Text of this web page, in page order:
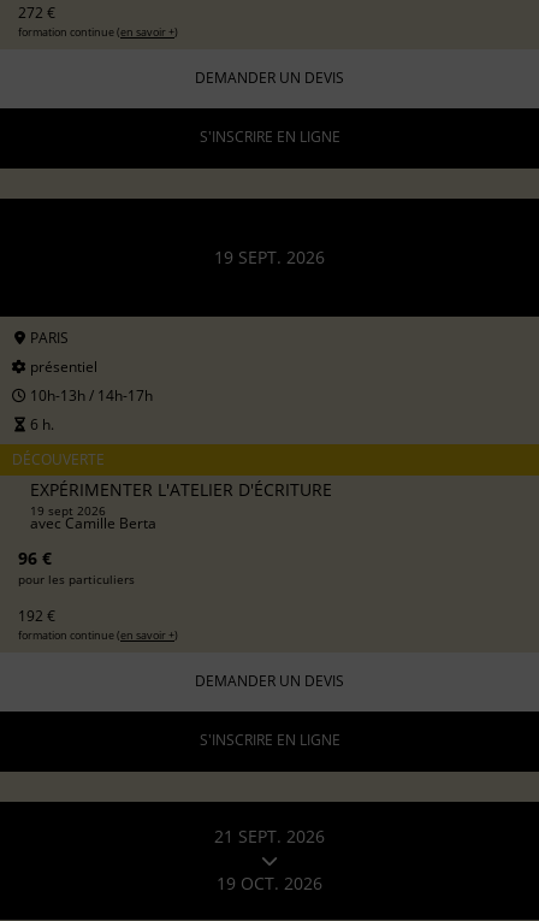
272 €
formation continue (en savoir +)
DEMANDER UN DEVIS
S'INSCRIRE EN LIGNE
19 SEPT. 2026
PARIS
présentiel
10h-13h / 14h-17h
6 h.
DÉCOUVERTE
EXPÉRIMENTER L'ATELIER D'ÉCRITURE
19 sept 2026
avecCamille Berta
96 €
pour les particuliers
192 €
formation continue (en savoir +)
DEMANDER UN DEVIS
S'INSCRIRE EN LIGNE
21 SEPT. 2026
19 OCT. 2026